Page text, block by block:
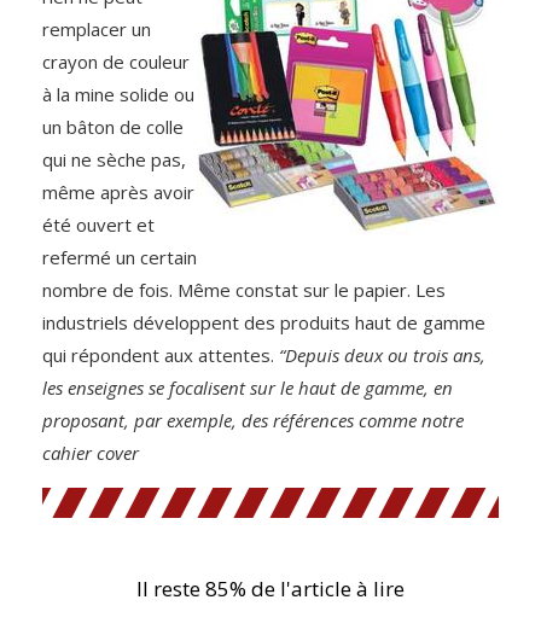
remplacer un
crayon de couleur
à la mine solide ou
un bâton de colle
qui ne sèche pas,
même après avoir
été ouvert et
refermé un certain
nombre de fois. Même constat sur le papier. Les
industriels développent des produits haut de gamme
qui répondent aux attentes. “Depuis deux ou trois ans,
les enseignes se focalisent sur le haut de gamme, en
proposant, par exemple, des références comme notre
cahier cover
Il reste 85% de l'article à lire